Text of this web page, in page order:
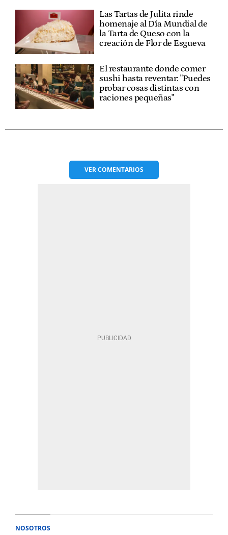
Las Tartas de Julita rinde
homenaje al Día Mundial de
la Tarta de Queso con la
creación de Flor de Esgueva
El restaurante donde comer
sushi hasta reventar: "Puedes
probar cosas distintas con
raciones pequeñas"
VERCOMENTARIOS
NOSOTROS